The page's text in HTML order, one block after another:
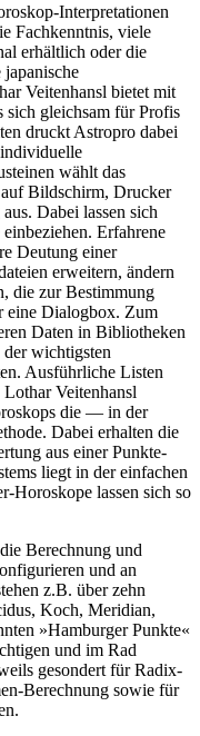
Interpretationen
Fachkenntnis, viele
erhältlich oder die
japanische
Veitenhansl bietet mit
sich gleichsam für Profis
druckt Astropro dabei
wählt das
Bildschirm, Drucker
Dabei lassen sich
Erfahrene
Deutung einer
erweitern, ändern
die zur Bestimmung
eine Dialogbox. Zum
Daten in Bibliotheken
wichtigsten
Ausführliche Listen
Veitenhansl
die — in der
Dabei erhalten die
aus einer Punkte-
liegt in der einfachen
Horoskope lassen sich so
Berechnung und
und an
z.B. über zehn
Koch, Meridian,
»Hamburger Punkte«
und im Rad
gesondert für Radix-
Berechnung sowie für